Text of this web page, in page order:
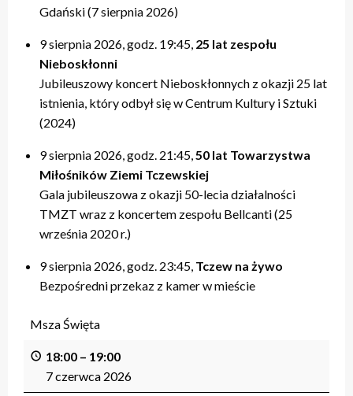
Gdański (7 sierpnia 2026)
9 sierpnia 2026, godz. 19:45, 25 lat zespołu
Nieboskłonni
Jubileuszowy koncert Nieboskłonnych z okazji 25 lat
istnienia, który odbył się w Centrum Kultury i Sztuki
(2024)
9 sierpnia 2026, godz. 21:45, 50 lat Towarzystwa
Miłośników Ziemi Tczewskiej
Gala jubileuszowa z okazji 50-lecia działalności
TMZT wraz z koncertem zespołu Bellcanti (25
września 2020 r.)
9 sierpnia 2026, godz. 23:45, Tczew na żywo
Bezpośredni przekaz z kamer w mieście
Msza Święta
18:00 – 19:00
7 czerwca 2026